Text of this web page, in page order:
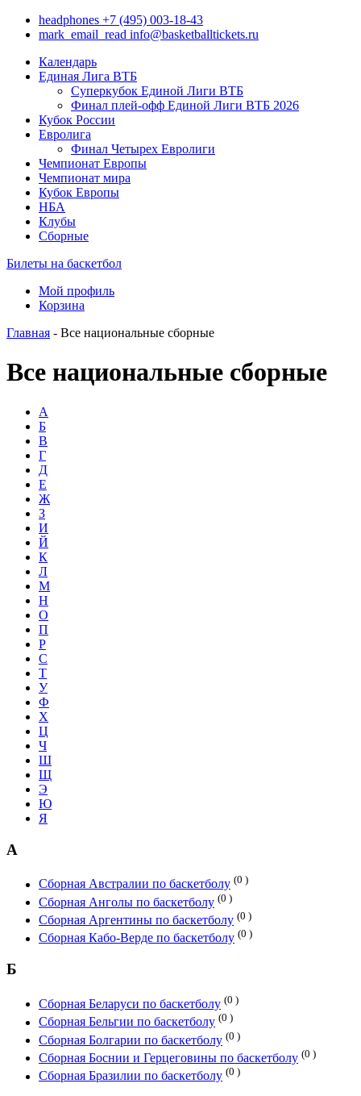
headphones +7 (495) 003-18-43
mark_email_read info@basketballtickets.ru
Календарь
Единая Лига ВТБ
Суперкубок Единой Лиги ВТБ
Финал плей-офф Единой Лиги ВТБ 2026
Кубок России
Евролига
Финал Четырех Евролиги
Чемпионат Европы
Чемпионат мира
Кубок Европы
НБА
Клубы
Сборные
Билеты на баскетбол
Мой профиль
Корзина
Главная - Все национальные сборные
Все национальные сборные
А
Б
В
Г
Д
Е
Ж
З
И
Й
К
Л
М
Н
О
П
Р
С
Т
У
Ф
Х
Ц
Ч
Ш
Щ
Э
Ю
Я
А
Сборная Австралии по баскетболу (0 )
Сборная Анголы по баскетболу (0 )
Сборная Аргентины по баскетболу (0 )
Сборная Кабо-Верде по баскетболу (0 )
Б
Сборная Беларуси по баскетболу (0 )
Сборная Бельгии по баскетболу (0 )
Сборная Болгарии по баскетболу (0 )
Сборная Боснии и Герцеговины по баскетболу (0 )
Сборная Бразилии по баскетболу (0 )